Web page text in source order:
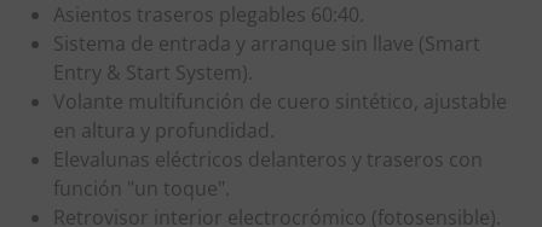
Asientos traseros plegables 60:40.
Sistema de entrada y arranque sin llave (Smart
Entry & Start System).
Volante multifunción de cuero sintético, ajustable
en altura y profundidad.
Elevalunas eléctricos delanteros y traseros con
función "un toque".
Retrovisor interior electrocrómico (fotosensible).